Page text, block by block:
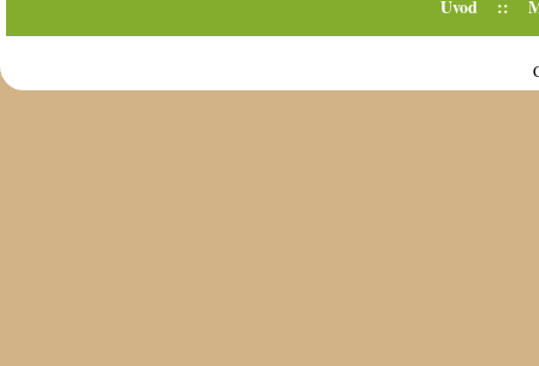
Úvod ::